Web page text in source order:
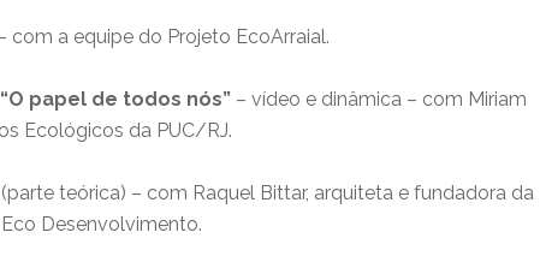
com a equipe do Projeto EcoArraial.
papel de todos nós” – vídeo e dinâmica – com Miriam
Ecológicos da PUC/RJ.
(parte teórica) – com Raquel Bittar, arquiteta e fundadora da
Desenvolvimento.